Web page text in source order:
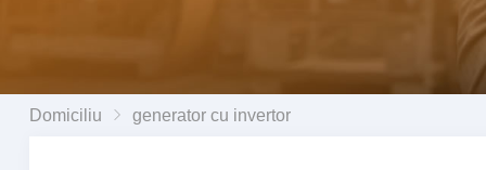
Domiciliu generator cu invertor